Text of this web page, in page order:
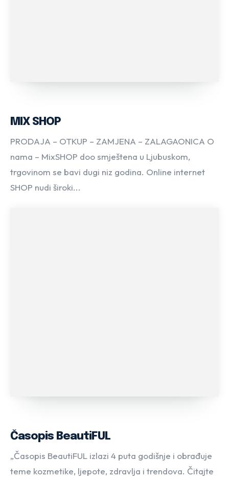
MIX SHOP
PRODAJA – OTKUP – ZAMJENA – ZALAGAONICA O
nama – MixSHOP doo smještena u Ljubuskom,
trgovinom se bavi dugi niz godina. Online internet
SHOP nudi široki...
Časopis BeautiFUL
„Časopis BeautiFUL izlazi 4 puta godišnje i obrađuje
teme kozmetike, ljepote, zdravlja i trendova. Čitajte